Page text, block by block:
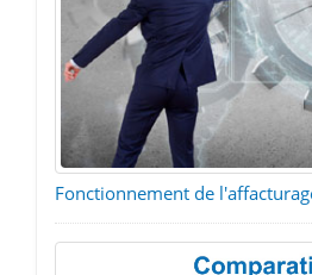
Fonctionnement de